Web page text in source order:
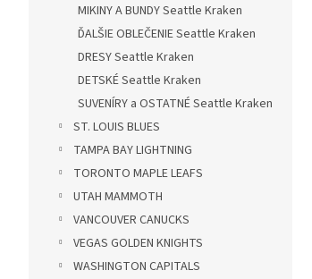
MIKINY A BUNDY Seattle Kraken
ĎALŠIE OBLEČENIE Seattle Kraken
DRESY Seattle Kraken
DETSKÉ Seattle Kraken
SUVENÍRY a OSTATNÉ Seattle Kraken
ST. LOUIS BLUES
TAMPA BAY LIGHTNING
TORONTO MAPLE LEAFS
UTAH MAMMOTH
VANCOUVER CANUCKS
VEGAS GOLDEN KNIGHTS
WASHINGTON CAPITALS